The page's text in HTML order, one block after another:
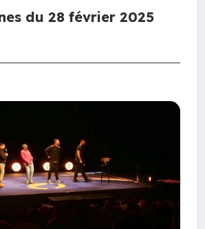
du 28 février 2025